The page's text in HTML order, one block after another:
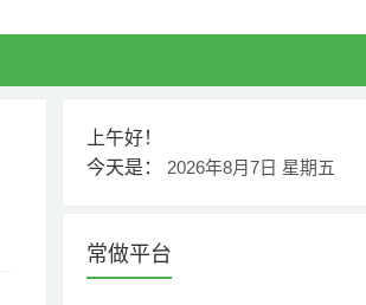
上午好！
今天是： 2026年8月7日 星期五
常做平台